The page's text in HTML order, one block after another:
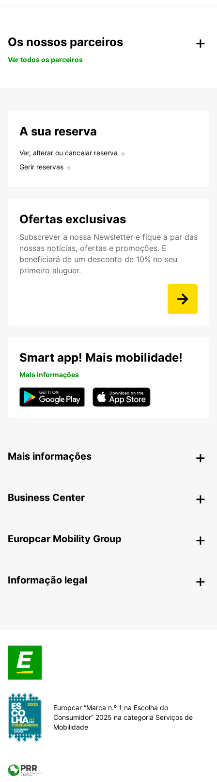
Os nossos parceiros
Ver todos os parceiros
A sua reserva
Ver, alterar ou cancelar reserva
Gerir reservas
Ofertas exclusivas
Subscrever a nossa Newsletter e fique a par das
nossas notícias, ofertas e promoções. E
beneficiará de um desconto de 10% no seu
primeiro aluguer.
Smart app! Mais mobilidade!
Mais Informações
Mais informações
Business Center
Europcar Mobility Group
Informação legal
Europcar “Marca n.º 1 na Escolha do
Consumidor” 2025 na categoria Serviços de
Mobilidade